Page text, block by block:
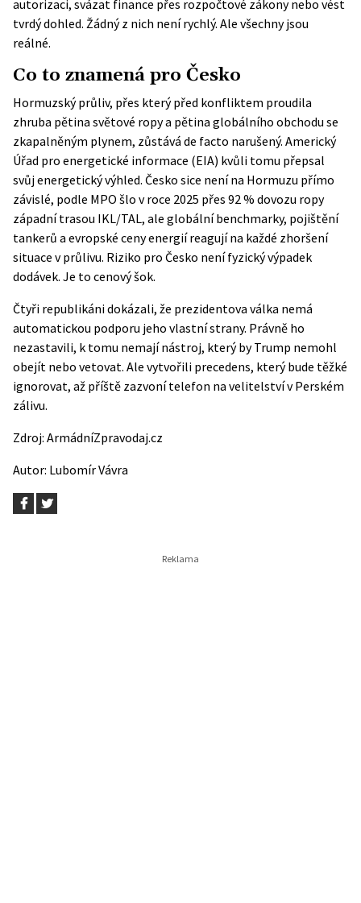
autorizaci, svázat finance přes rozpočtové zákony nebo vést
tvrdý dohled. Žádný z nich není rychlý. Ale všechny jsou
reálné.
Co to znamená pro Česko
Hormuzský průliv, přes který před konfliktem proudila
zhruba pětina světové ropy a pětina globálního obchodu se
zkapalněným plynem, zůstává de facto narušený. Americký
Úřad pro energetické informace (EIA) kvůli tomu přepsal
svůj energetický výhled. Česko sice není na Hormuzu přímo
závislé, podle MPO šlo v roce 2025 přes 92 % dovozu ropy
západní trasou IKL/TAL, ale globální benchmarky, pojištění
tankerů a evropské ceny energií reagují na každé zhoršení
situace v průlivu. Riziko pro Česko není fyzický výpadek
dodávek. Je to cenový šok.
Čtyři republikáni dokázali, že prezidentova válka nemá
automatickou podporu jeho vlastní strany. Právně ho
nezastavili, k tomu nemají nástroj, který by Trump nemohl
obejít nebo vetovat. Ale vytvořili precedens, který bude těžké
ignorovat, až příště zazvoní telefon na velitelství v Perském
zálivu.
Zdroj: ArmádníZpravodaj.cz
Autor: Lubomír Vávra